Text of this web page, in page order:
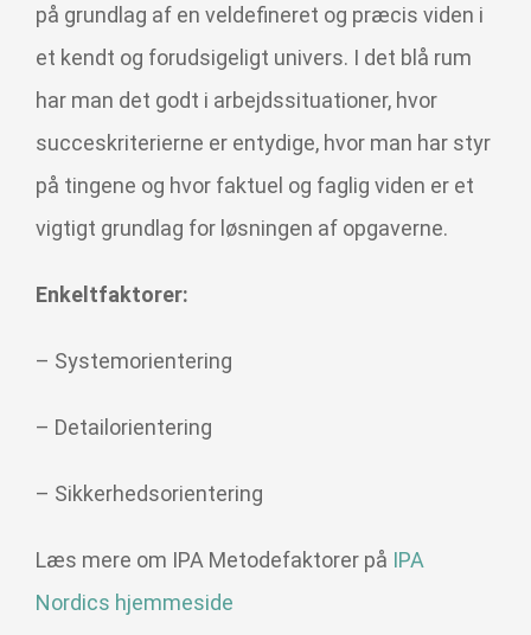
på grundlag af en veldefineret og præcis viden i
et kendt og forudsigeligt univers. I det blå rum
har man det godt i arbejdssituationer, hvor
succeskriterierne er entydige, hvor man har styr
på tingene og hvor faktuel og faglig viden er et
vigtigt grundlag for løsningen af opgaverne.
Enkeltfaktorer:
– Systemorientering
– Detailorientering
– Sikkerhedsorientering
Læs mere om IPA Metodefaktorer på IPA
Nordics hjemmeside